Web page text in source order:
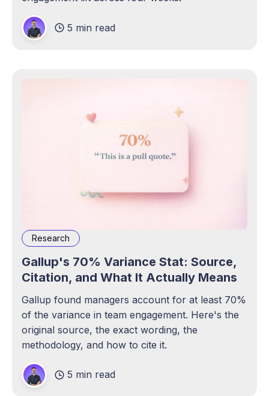
5 min read
Research
Gallup's 70% Variance Stat: Source,
Citation, and What It Actually Means
Gallup found managers account for at least 70%
of the variance in team engagement. Here's the
original source, the exact wording, the
methodology, and how to cite it.
5 min read